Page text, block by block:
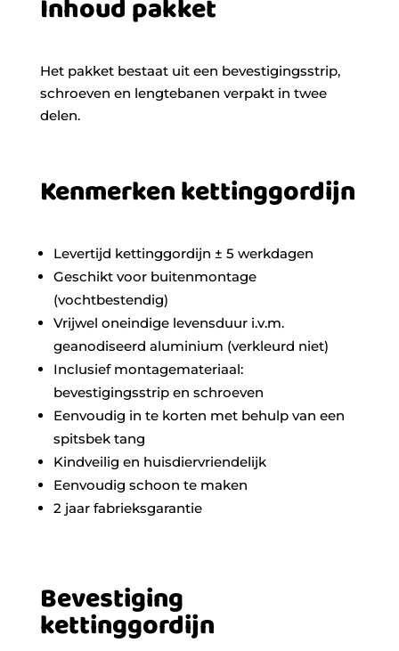
Inhoud pakket
Het pakket bestaat uit een bevestigingsstrip,
schroeven en lengtebanen verpakt in twee
delen.
Kenmerken kettinggordijn
Levertijd kettinggordijn ± 5 werkdagen
Geschikt voor buitenmontage
(vochtbestendig)
Vrijwel oneindige levensduur i.v.m.
geanodiseerd aluminium (verkleurd niet)
Inclusief montagemateriaal:
bevestigingsstrip en schroeven
Eenvoudig in te korten met behulp van een
spitsbek tang
Kindveilig en huisdiervriendelijk
Eenvoudig schoon te maken
2 jaar fabrieksgarantie
Bevestiging
kettinggordijn